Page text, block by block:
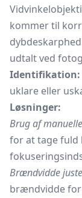
kommer til
udtalt ved
Identifikation:
uklare eller
Løsninger:
Brug af
for at tage fuld
Brændvidde
brændvidde